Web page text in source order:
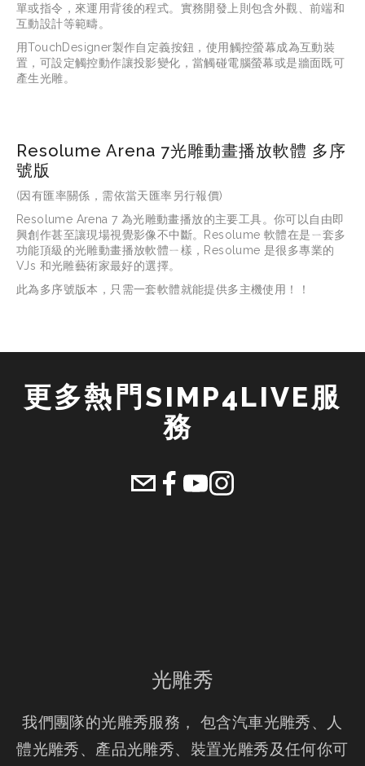
單或指令，來運用背後的程式。實務開發上則包含外觀、前端和
互動設計等範疇。
用TouchDesigner製作自定義按鈕，使用觸控螢幕成為互動裝
置，可設定觸控動作讓投影變化，當觸碰電腦螢幕或是牆面既可
產生光雕。
Resolume Arena 7光雕動畫播放軟體 多序
號版
(因有匯率關係，需依當天匯率另行報價)
Resolume Arena 7 為光雕動畫播放的主要工具。你可以自由即
興創作甚至讓現場視覺影像不中斷。 Resolume 軟體在是ㄧ套多
功能頂級的光雕動畫播放軟體ㄧ樣， Resolume 是很多專業的
VJs 和光雕藝術家最好的選擇。
此為多序號版本，只需一套軟體就能提供多主機使用！！
更多熱門SIMP4LIVE服
務
光雕秀
我們團隊的光雕秀服務， 包含汽車光雕秀、人
體光雕秀、產品光雕秀、裝置光雕秀及任何你可